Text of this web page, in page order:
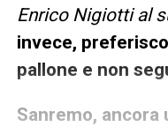
Enrico Nigiotti al
invece,
pallone e non
Sanremo, ancora